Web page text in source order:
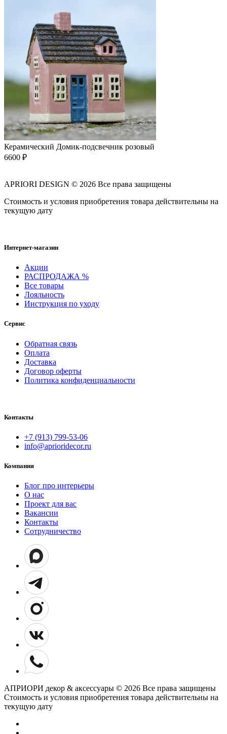
Керамический Домик-подсвечник розовый
6600 ₽
APRIORI DESIGN © 2026 Все права защищены
Cтоимость и условия приобретения товара действительны на
текущую дату
Интернет-магазин
Акции
РАСПРОДАЖА %
Все товары
Лояльность
Инструкция по уходу
Сервис
Обратная связь
Оплата
Доставка
Договор оферты
Политика конфиденциальности
Контакты
+7 (913) 799-53-06
info@aprioridecor.ru
Компания
Блог про интерьеры
О нас
Проект для вас
Вакансии
Контакты
Сотрудничество
АПРИОРИ декор & аксессуары © 2026 Все права защищены
Cтоимость и условия приобретения товара действительны на
текущую дату